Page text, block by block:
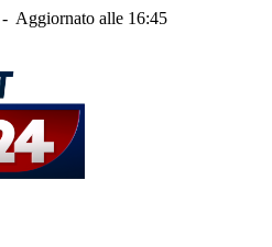
- Aggiornato alle 16:45